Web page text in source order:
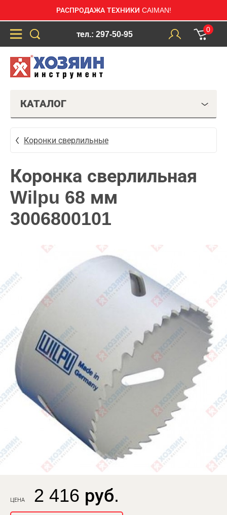
РАСПРОДАЖА ТЕХНИКИ CAIMAN!
тел.: 297-50-95
0
КАТАЛОГ
Коронки сверлильные
Коронка сверлильная
Wilpu 68 мм
3006800101
ЦЕНА 2 416 руб.